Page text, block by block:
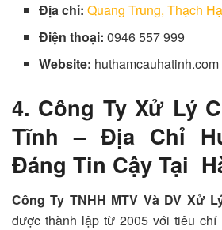
Địa chỉ:Quang Trung, Thạch
Điện thoại:0946 557 999
Website: huthamcauhatinh.com
4. Công Ty Xử Lý
Tĩnh – Địa Chỉ
Đáng Tin Cậy Tại
Công Ty TNHH MTV Và DV Xử
được thành lập từ 2005 với tiêu chí